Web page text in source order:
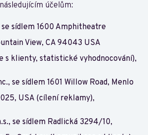
účelům:
se sídlem 1600 Amphitheatre
View, CA 94043 USA
s klienty, statistické vyhodnocování),
se sídlem 1601 Willow Road, Menlo
USA (cílení reklamy),
se sídlem Radlická 3294/10,